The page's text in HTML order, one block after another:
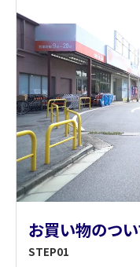
お買い物のつ
STEP01